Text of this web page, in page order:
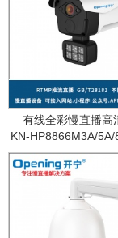
有线全彩慢直播高
KN-HP8866M3A/